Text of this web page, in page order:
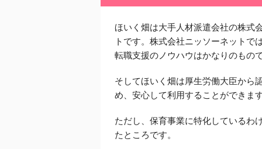
ほいく畑は大手人材派遣会社の株式
トです。株式会社ニッソーネットで
転職支援のノウハウはかなりのもので
そしてほいく畑は厚生労働大臣から
め、安心して利用することができます
ただし、保育事業に特化しているわ
たところです。